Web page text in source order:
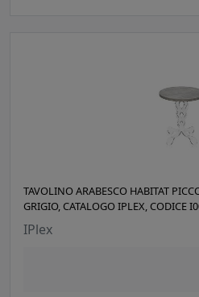
TAVOLINO ARABESCO HABITAT
GRIGIO, CATALOGO IPLEX, CODICE
IPlex